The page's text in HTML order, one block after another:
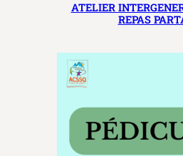
ATELIER
REPAS